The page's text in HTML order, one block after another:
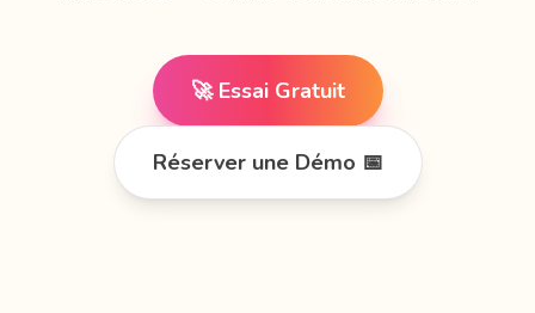
🚀 Essai Gratuit
Réserver une Démo 📅